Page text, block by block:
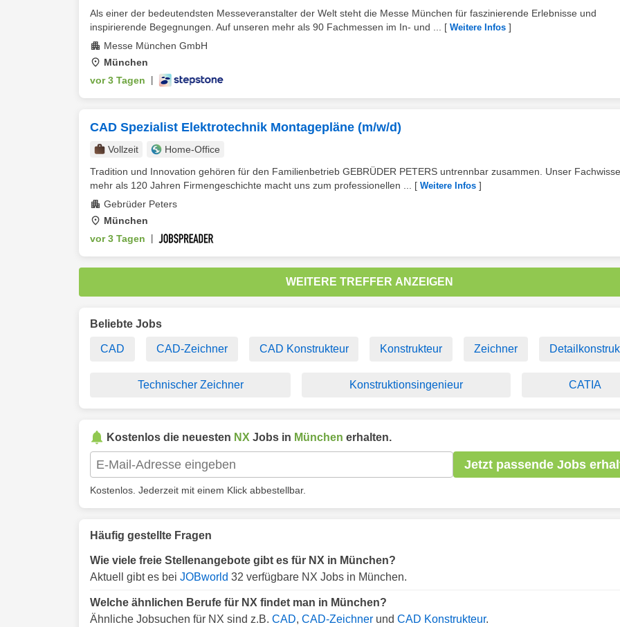
Als einer der bedeutendsten Messeveranstalter der Welt steht die Messe München für faszinierende Erlebnisse und
inspirierende Begegnungen. Auf unseren mehr als 90 Fachmessen im In- und ...
[ Weitere Infos ]
Messe München GmbH
München
vor 3 Tagen
CAD Spezialist Elektrotechnik Montagepläne (m/w/d)
Vollzeit
Home-Office
Tradition und Innovation gehören für den Familienbetrieb GEBRÜDER PETERS untrennbar zusammen. Unser
mehr als 120 Jahren Firmengeschichte macht uns zum professionellen ...
[ Weitere Infos ]
Gebrüder Peters
München
vor 3 Tagen
WEITERE TREFFER ANZEIGEN
Beliebte Jobs
CAD CAD-Zeichner CAD Konstrukteur Konstrukteur Zeichner
Technischer Zeichner Konstruktionsingenieur CATIA
Kostenlos die neuesten NX Jobs in München erhalten.
Jetzt passende Jobs
Kostenlos. Jederzeit mit einem Klick abbestellbar.
Häufig gestellte Fragen
Wie viele freie Stellenangebote gibt es für NX in München?
Aktuell gibt es bei JOBworld 32 verfügbare NX Jobs in München.
Welche ähnlichen Berufe für NX findet man in München?
Ähnliche Jobsuchen für NX sind z.B. CAD, CAD-Zeichner und CAD Konstrukteur.